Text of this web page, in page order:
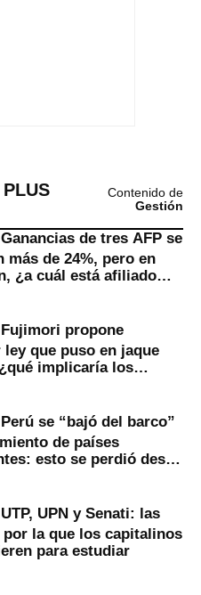
Contenido de
Gestión
Ganancias de tres AFP se
más de 24%, pero en
¿a cuál está afiliado
Fujimori propone
que puso en jaque
implicaría los
Perú se “bajó del barco”
de países
esto se perdió desde
UTP, UPN y Senati: las
por la que los capitalinos
para estudiar